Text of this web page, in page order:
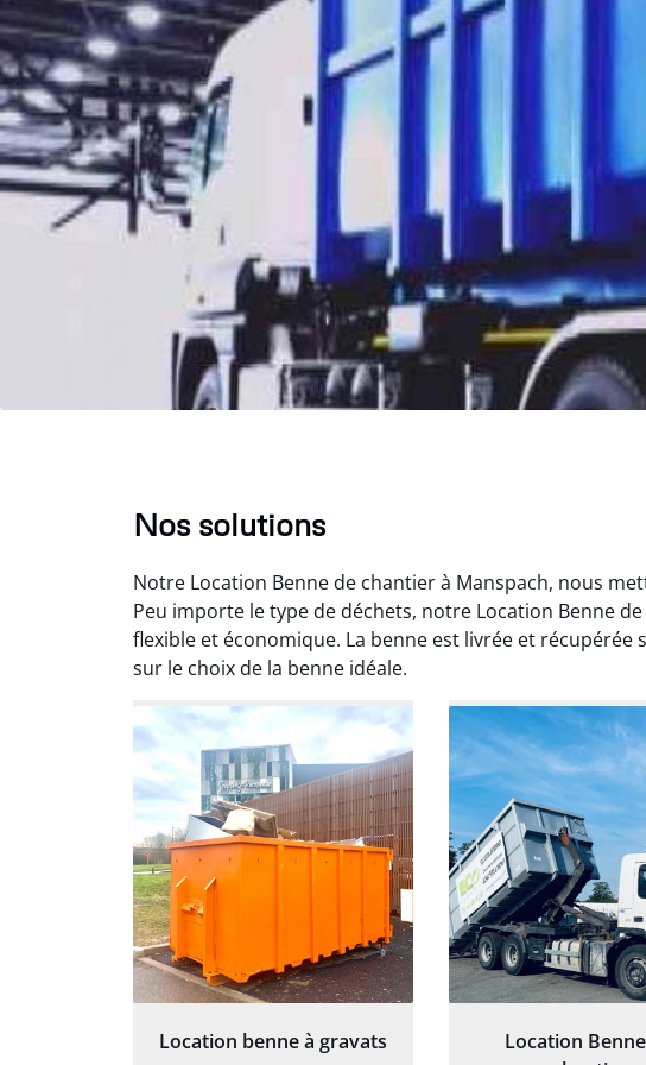
Nos solutions
Notre Location Benne de chantier à Manspach, nous
Peu importe le type de déchets, notre Location Benne
flexible et économique. La benne est livrée et
sur le choix de la benne idéale.
Location benne à gravats
Location
Aurélie
21 juin 2024
Le service de
jardin à Var était
exceptionnel.
travaillé de manière
et professionnelle,
notre jardin
prêt pour notre
paysager.